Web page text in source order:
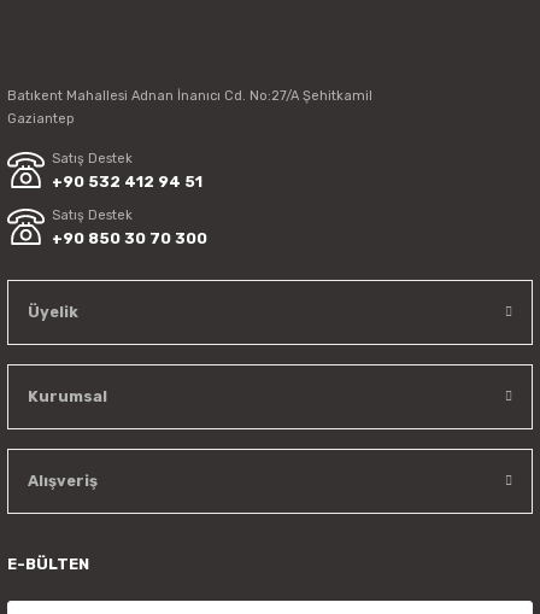
Batıkent Mahallesi Adnan İnanıcı Cd. No:27/A Şehitkamil
Gaziantep
Satış Destek
+90 532 412 94 51
Satış Destek
+90 850 30 70 300
Üyelik
Kurumsal
Alışveriş
E-BÜLTEN